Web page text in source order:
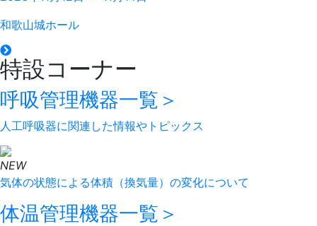
和歌山城ホール
特設コーナー
呼吸管理機器一覧＞
人工呼吸器に関連した情報やトピックス
NEW
気体の状態による体積（換気量）の変化について
体温管理機器一覧＞